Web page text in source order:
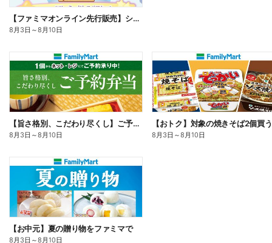
【ファミマオンライン先行販売】シルバニアファミリー
8月3日 ～8月10日
【旨さ格別、こだわり尽くし】ご予約弁当
8月3日 ～8月10日 8月3日 ～8月10日
【お中元】夏の贈り物をファミマで
8月3日 ～8月10日